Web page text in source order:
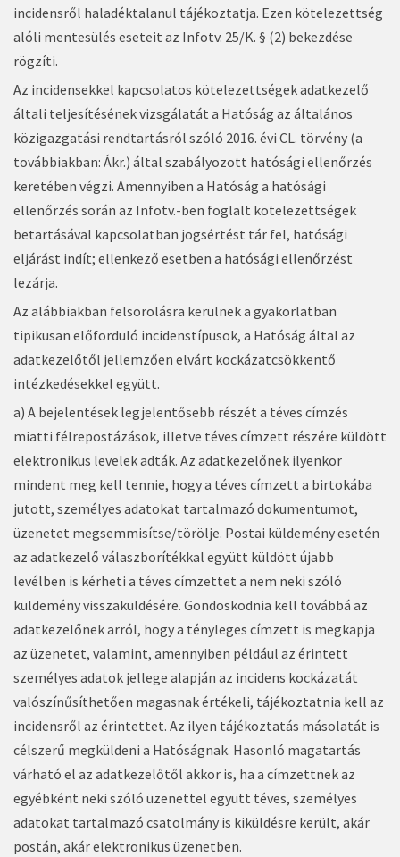
incidensről haladéktalanul tájékoztatja. Ezen kötelezettség
alóli mentesülés eseteit az Infotv. 25/K. § (2) bekezdése
rögzíti.
Az incidensekkel kapcsolatos kötelezettségek adatkezelő
általi teljesítésének vizsgálatát a Hatóság az általános
közigazgatási rendtartásról szóló 2016. évi CL. törvény (a
továbbiakban: Ákr.) által szabályozott hatósági ellenőrzés
keretében végzi. Amennyiben a Hatóság a hatósági
ellenőrzés során az Infotv.-ben foglalt kötelezettségek
betartásával kapcsolatban jogsértést tár fel, hatósági
eljárást indít; ellenkező esetben a hatósági ellenőrzést
lezárja.
Az alábbiakban felsorolásra kerülnek a gyakorlatban
tipikusan előforduló incidenstípusok, a Hatóság által az
adatkezelőtől jellemzően elvárt kockázatcsökkentő
intézkedésekkel együtt.
a) A bejelentések legjelentősebb részét a téves címzés
miatti félrepostázások, illetve téves címzett részére küldött
elektronikus levelek adták. Az adatkezelőnek ilyenkor
mindent meg kell tennie, hogy a téves címzett a birtokába
jutott, személyes adatokat tartalmazó dokumentumot,
üzenetet megsemmisítse/törölje. Postai küldemény esetén
az adatkezelő válaszborítékkal együtt küldött újabb
levélben is kérheti a téves címzettet a nem neki szóló
küldemény visszaküldésére. Gondoskodnia kell továbbá az
adatkezelőnek arról, hogy a tényleges címzett is megkapja
az üzenetet, valamint, amennyiben például az érintett
személyes adatok jellege alapján az incidens kockázatát
valószínűsíthetően magasnak értékeli, tájékoztatnia kell az
incidensről az érintettet. Az ilyen tájékoztatás másolatát is
célszerű megküldeni a Hatóságnak. Hasonló magatartás
várható el az adatkezelőtől akkor is, ha a címzettnek az
egyébként neki szóló üzenettel együtt téves, személyes
adatokat tartalmazó csatolmány is kiküldésre került, akár
postán, akár elektronikus üzenetben.